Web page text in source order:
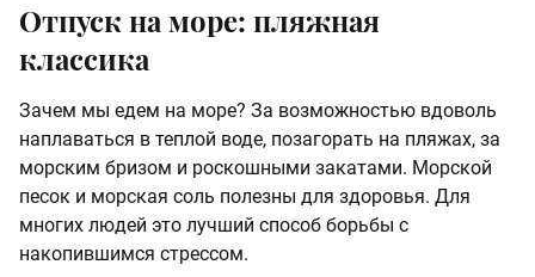
Отпуск на море: пляжная
классика
Зачем мы едем на море? За возможностью вдоволь
наплаваться в теплой воде, позагорать на пляжах, за
морским бризом и роскошными закатами. Морской
песок и морская соль полезны для здоровья. Для
многих людей это лучший способ борьбы с
накопившимся стрессом.